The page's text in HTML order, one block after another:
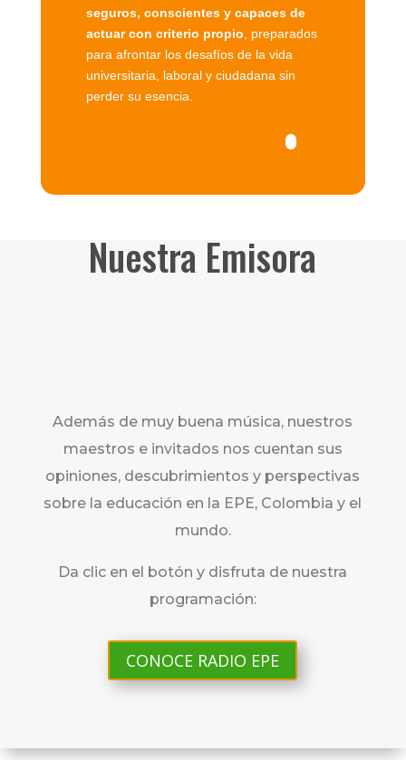
seguros, conscientes y capaces de
actuar con criterio propio , preparados
para afrontar los desafíos de la vida
universitaria, laboral y ciudadana sin
perder su esencia.
Nuestra Emisora
Además de muy buena música, nuestros
maestros e invitados nos cuentan sus
opiniones, descubrimientos y perspectivas
sobre la educación en la EPE, Colombia y el
mundo.
Da clic en el botón y disfruta de nuestra
programación:
CONOCE RADIO EPE